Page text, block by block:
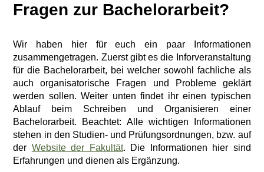
Fragen zur Bachelorarbeit?
Wir haben hier für euch ein paar Informationen
zusammengetragen. Zuerst gibt es die Inforveranstaltung
für die Bachelorarbeit, bei welcher sowohl fachliche als
auch organisatorische Fragen und Probleme geklärt
werden sollen. Weiter unten findet ihr einen typischen
Ablauf beim Schreiben und Organisieren einer
Bachelorarbeit. Beachtet: Alle wichtigen Informationen
stehen in den Studien- und Prüfungsordnungen, bzw. auf
der Website der Fakultät. Die Informationen hier sind
Erfahrungen und dienen als Ergänzung.